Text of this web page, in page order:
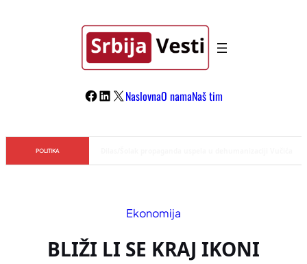
Facebook
LinkedIn
X NaslovnaO namaNaš tim
POLITIKA
Ekonomija
BLIŽI LI SE KRAJ IKONI